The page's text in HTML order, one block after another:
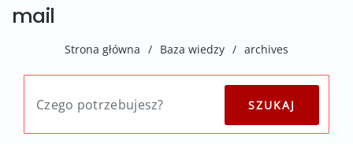
mail
Strona główna / Baza wiedzy / archives